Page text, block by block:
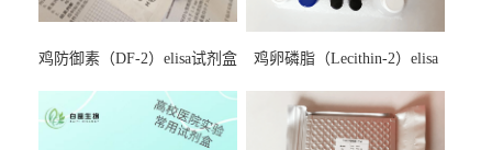
鸡防御素（DF-2）elisa试剂盒
鸡卵磷脂（Lecithin-2）elisa